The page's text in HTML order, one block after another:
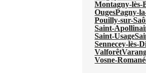
Montagny-lès-
OugesPagny-
Pouilly-sur-
Saint-
Saint-Usage
Sennecey-lès-
Valforêt
Vosne-